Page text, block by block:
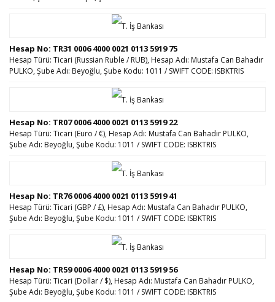
Hesap No: TR31 0006 4000 0021 0113 5919 75
Hesap Türü: Ticari (Russian Ruble / RUB), Hesap Adı: Mustafa Can Bahadır
PULKO, Şube Adı: Beyoğlu, Şube Kodu: 1011 / SWIFT CODE: ISBKTRIS
Hesap No: TR07 0006 4000 0021 0113 5919 22
Hesap Türü: Ticari (Euro / €), Hesap Adı: Mustafa Can Bahadır PULKO,
Şube Adı: Beyoğlu, Şube Kodu: 1011 / SWIFT CODE: ISBKTRIS
Hesap No: TR76 0006 4000 0021 0113 5919 41
Hesap Türü: Ticari (GBP / £), Hesap Adı: Mustafa Can Bahadır PULKO,
Şube Adı: Beyoğlu, Şube Kodu: 1011 / SWIFT CODE: ISBKTRIS
Hesap No: TR59 0006 4000 0021 0113 5919 56
Hesap Türü: Ticari (Dollar / $), Hesap Adı: Mustafa Can Bahadır PULKO,
Şube Adı: Beyoğlu, Şube Kodu: 1011 / SWIFT CODE: ISBKTRIS